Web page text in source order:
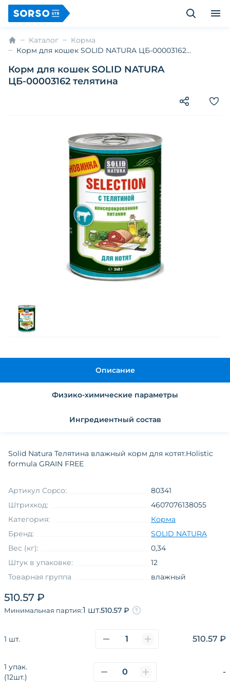
Каталог
Корма
Корм для кошек SOLID NATURA ЦБ-00003162
Корм для кошек SOLID NATURA
ЦБ-00003162 телятина
510.57 ₽
Минимальная партия:1 шт.510.57 ₽
1 шт. 510.57 ₽
1 упак.
(12шт.)
-
Описание
Физико-химические параметры
Ингредиентный состав
Solid Natura Телятина влажный корм для котят.Holistic
formula GRAIN FREE
Артикул Copco:
80341
Штрихкод:
4607076138055
Категория:
Корма
Бренд:
SOLID NATURA
Вес (кг):
0,34
Штук в упаковке:
12
Товарная группа
влажный
Вкус
Линия торговой марки на языке
оригинала